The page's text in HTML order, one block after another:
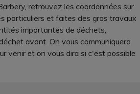
retrouvez les coordonnées sur
particuliers et faites des gros travaux
importantes de déchets,
avant. On vous communiquera
venir et on vous dira si c'est possible